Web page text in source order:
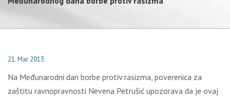
21. Mar 2013.
Na Međunarodni dan borbe protiv rasizma, poverenica za
zaštitu ravnopravnosti Nevena Petrušić upozorava da je ovaj